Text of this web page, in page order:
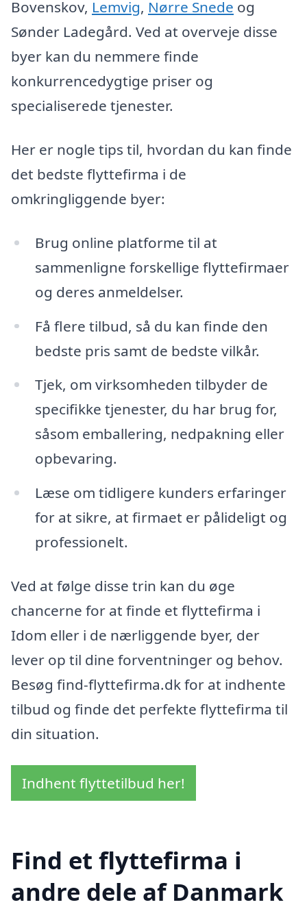
Bovenskov, Lemvig, Nørre Snede og
Sønder Ladegård. Ved at overveje disse
byer kan du nemmere finde
konkurrencedygtige priser og
specialiserede tjenester.
Her er nogle tips til, hvordan du kan finde
det bedste flyttefirma i de
omkringliggende byer:
Brug online platforme til at
sammenligne forskellige flyttefirmaer
og deres anmeldelser.
Få flere tilbud, så du kan finde den
bedste pris samt de bedste vilkår.
Tjek, om virksomheden tilbyder de
specifikke tjenester, du har brug for,
såsom emballering, nedpakning eller
opbevaring.
Læse om tidligere kunders erfaringer
for at sikre, at firmaet er pålideligt og
professionelt.
Ved at følge disse trin kan du øge
chancerne for at finde et flyttefirma i
Idom eller i de nærliggende byer, der
lever op til dine forventninger og behov.
Besøg find-flyttefirma.dk for at indhente
tilbud og finde det perfekte flyttefirma til
din situation.
Indhent flyttetilbud her!
Find et flyttefirma i
andre dele af Danmark